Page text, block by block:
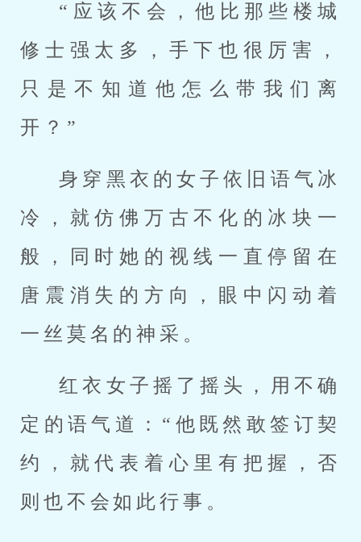
“应该不会，他比那些楼城
修士强太多，手下也很厉害，
只是不知道他怎么带我们离
开？”
身穿黑衣的女子依旧语气冰
冷，就仿佛万古不化的冰块一
般，同时她的视线一直停留在
唐震消失的方向，眼中闪动着
一丝莫名的神采。
红衣女子摇了摇头，用不确
定的语气道：“他既然敢签订契
约，就代表着心里有把握，否
则也不会如此行事。